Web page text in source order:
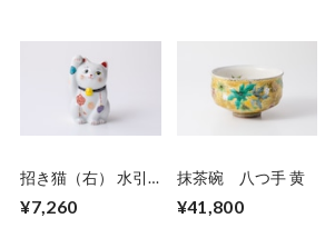
招き猫（右） 水引-
¥7,260
抹茶碗 八つ手 黄
¥41,800